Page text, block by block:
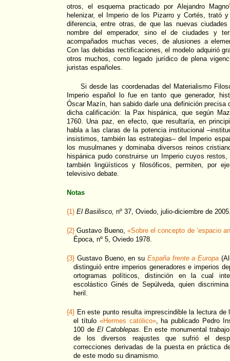
otros, el esquema practicado por Alejandro Magno
helenizar, el Imperio de los Pizarro y Cortés, trató
diferencia, entre otras, de que las nuevas
nombre del emperador, sino el de ciudades y
acompañados muchas veces, de alusiones a
Con las debidas rectificaciones, el modelo adquirió
otros muchos, como legado jurídico de plena
juristas españoles.
Si desde las coordenadas del Materialismo
Imperio español lo fue en tanto que generador,
Óscar Mazín, han sabido darle una definición precisa
dicha calificación: la Pax hispánica, que según
1760. Una paz, en efecto, que resultaría, en
habla a las claras de la potencia institucional
insistimos, también las estrategias– del Imperio
los musulmanes y dominaba diversos reinos
hispánica pudo construirse un Imperio cuyos
también lingüísticos y filosóficos, permiten, por
televisivo debate.
Notas
{1} El Basilisco, nº 37, Oviedo, julio-diciembre de
{2} Gustavo Bueno, «Sobre el concepto de ‘espacio
Época, nº 5, Oviedo 1978.
{3} Gustavo Bueno, en su España frente a Europa
distinguió entre imperios generadores e imperios
ortogramas políticos, distinción en la cual
escolástico Ginés de Sepúlveda, quien
heril.
{4} En este punto resulta imprescindible la lectura
el título «Hermes católico», ha publicado Pedro
100 de El Catoblepas. En este monumental
de los diversos reajustes que sufrió el
correcciones derivadas de la puesta en práctica
de este modo su dinamismo.